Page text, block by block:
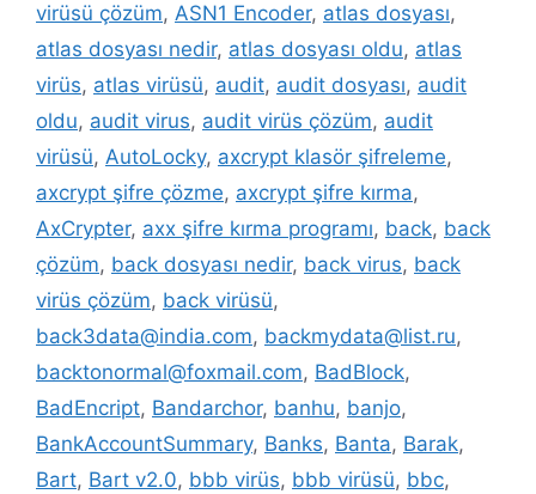
virüsü çözüm, ASN1 Encoder, atlas dosyası,
atlas dosyası nedir, atlas dosyası oldu, atlas
virüs, atlas virüsü, audit, audit dosyası, audit
oldu, audit virus, audit virüs çözüm, audit
virüsü, AutoLocky, axcrypt klasör şifreleme,
axcrypt şifre çözme, axcrypt şifre kırma,
AxCrypter, axx şifre kırma programı, back, back
çözüm, back dosyası nedir, back virus, back
virüs çözüm, back virüsü,
back3data@india.com, backmydata@list.ru,
backtonormal@foxmail.com, BadBlock,
BadEncript, Bandarchor, banhu, banjo,
BankAccountSummary, Banks, Banta, Barak,
Bart, Bart v2.0, bbb virüs, bbb virüsü, bbc,